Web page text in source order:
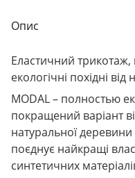
Опис
Еластичний трикотаж,
екологічні похідні
MODAL– полностью
покращений варіант
натуральної
поєднує найкращі
синтетичних